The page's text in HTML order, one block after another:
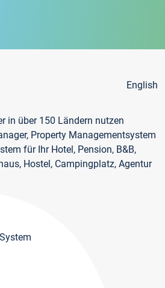
English
in über 150 Ländern nutzen
Property Managementsystem
für Ihr Hotel, Pension, B&B,
Hostel, Campingplatz, Agentur